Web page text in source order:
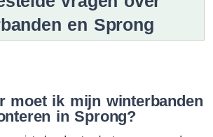
en Sprong
moet ik mijn winterbanden
in Sprong?